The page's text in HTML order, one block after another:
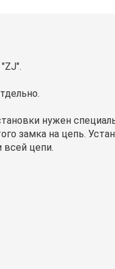
нужен
замка на цепь.
цепи.